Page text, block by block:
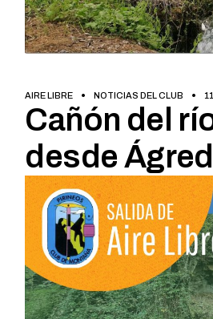
AIRE LIBRE NOTICIAS DEL CLUB
Cañón del
desde